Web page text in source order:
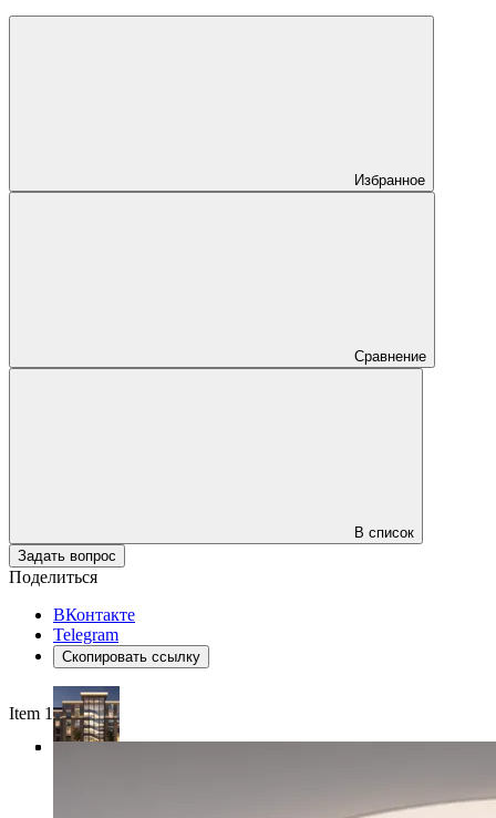
Избранное
Сравнение
В список
Задать вопрос
Поделиться
ВКонтакте
Telegram
Скопировать ссылку
Item 1 of 4